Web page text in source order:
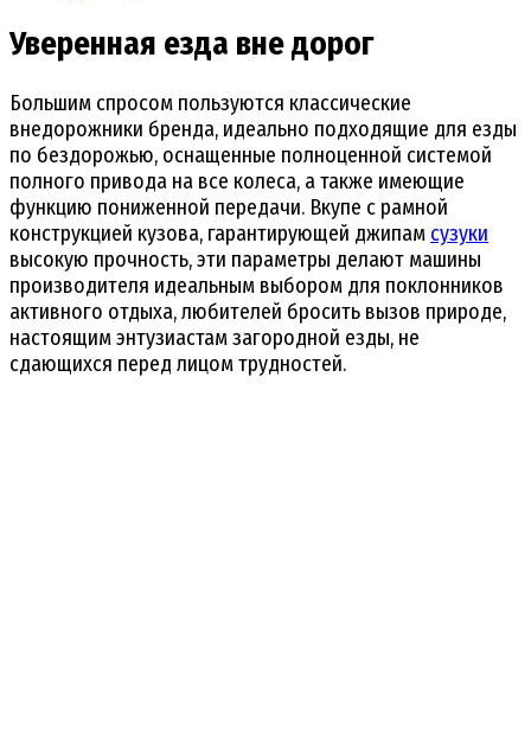
Уверенная езда вне дорог
Большим спросом пользуются классические
внедорожники бренда, идеально подходящие для езды
по бездорожью, оснащенные полноценной системой
полного привода на все колеса, а также имеющие
функцию пониженной передачи. Вкупе с рамной
конструкцией кузова, гарантирующей джипам сузуки
высокую прочность, эти параметры делают машины
производителя идеальным выбором для поклонников
активного отдыха, любителей бросить вызов природе,
настоящим энтузиастам загородной езды, не
сдающихся перед лицом трудностей.